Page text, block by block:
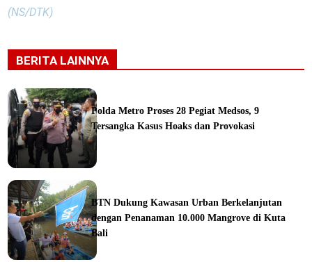
(NS/DTK)
BERITA LAINNYA
Polda Metro Proses 28 Pegiat Medsos, 9
Tersangka Kasus Hoaks dan Provokasi
BTN Dukung Kawasan Urban Berkelanjutan
dengan Penanaman 10.000 Mangrove di Kuta
Bali